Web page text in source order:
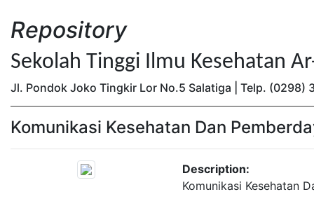
Repository
Sekolah Tinggi Ilmu Kesehatan
Jl. Pondok Joko Tingkir Lor No.5 Salatiga | Telp. (0298)
Komunikasi Kesehatan Dan
Description:
Komunikasi Kesehatan